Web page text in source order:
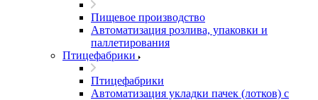
Пищевое производство
Автоматизация розлива, упаковки и
паллетирования
Птицефабрики
Птицефабрики
Автоматизация укладки пачек (лотков) с